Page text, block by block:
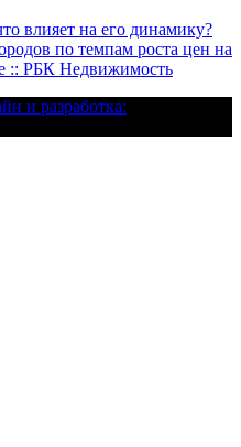
влияет на его динамику?
по темпам роста цен на
:: РБК Недвижимость
и разработка: